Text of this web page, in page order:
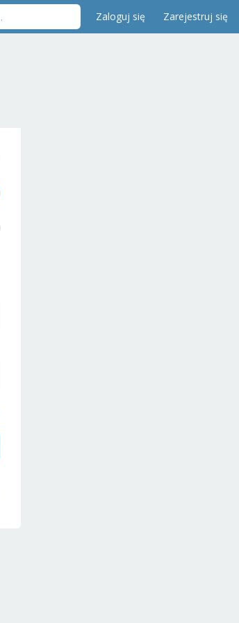
Zaloguj się Zarejestruj się